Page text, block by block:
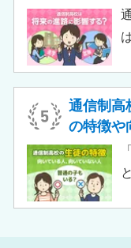
通信制高
の特徴や